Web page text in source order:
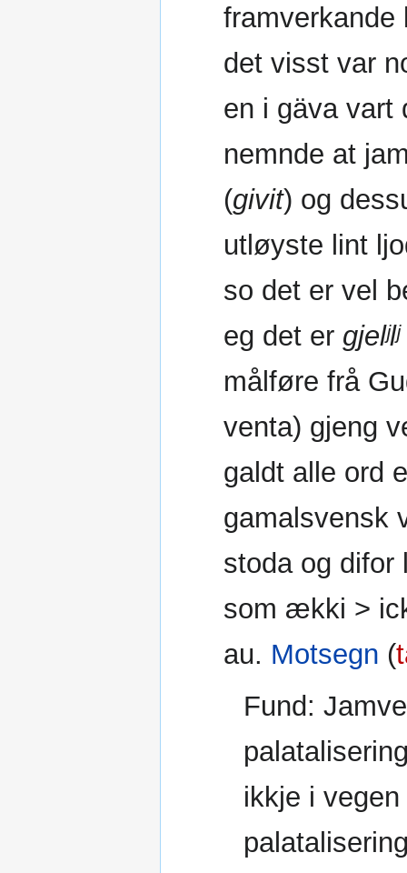
framverkande
det visst var
en i gäva vart
nemnde at
(givit) og
utløyste lint
so det er vel
eg det er gjelʲlʲ
målføre frå
venta) gjeng
galdt alle ord
gamalsvensk
stoda og difor
som ækki >
au. Motsegn (
Fund:
ikkje i